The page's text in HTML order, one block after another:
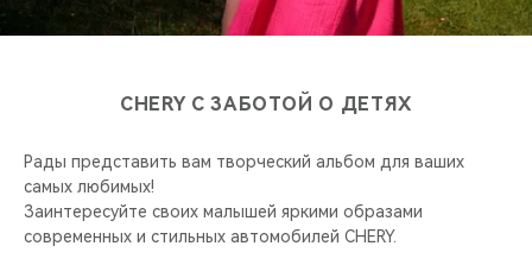
ВИДЕООБЗОРЫ
CHERY ДЛЯ ДЕТЕЙ
CHERY С ЗАБОТОЙ О ДЕТЯХ
Рады представить вам творческий альбом для ваших
самых любимых!
Заинтересуйте своих малышей яркими образами
современных и стильных автомобилей CHERY.